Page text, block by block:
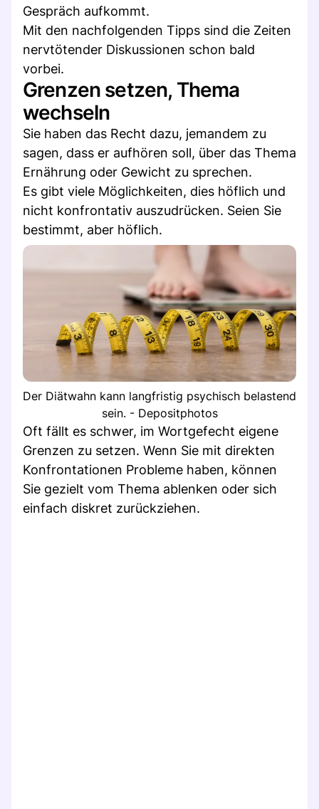
Gespräch aufkommt.
Mit den nachfolgenden Tipps sind die Zeiten
nervtötender Diskussionen schon bald
vorbei.
Grenzen setzen, Thema
wechseln
Sie haben das Recht dazu, jemandem zu
sagen, dass er aufhören soll, über das Thema
Ernährung oder Gewicht zu sprechen.
Es gibt viele Möglichkeiten, dies höflich und
nicht konfrontativ auszudrücken. Seien Sie
bestimmt, aber höflich.
Der Diätwahn kann langfristig psychisch belastend
sein. - Depositphotos
Oft fällt es schwer, im Wortgefecht eigene
Grenzen zu setzen. Wenn Sie mit direkten
Konfrontationen Probleme haben, können
Sie gezielt vom Thema ablenken oder sich
einfach diskret zurückziehen.